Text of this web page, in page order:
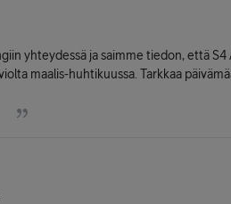
yhteydessä ja saimme tiedon, että
maalis-huhtikuussa. Tarkkaa